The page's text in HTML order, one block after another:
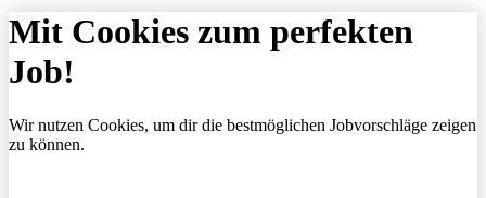
Mit Cookies zum perfekten
Job!
Wir nutzen Cookies, um dir die bestmöglichen Jobvorschläge zeigen
zu können.